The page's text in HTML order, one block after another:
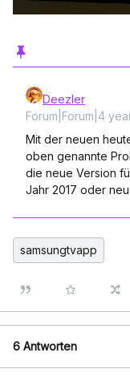
Deezler
Forum|Forum|4
Mit der neuen
oben genannte
die neue Version
Jahr 2017 oder
samsungtvapp
6 Antworten